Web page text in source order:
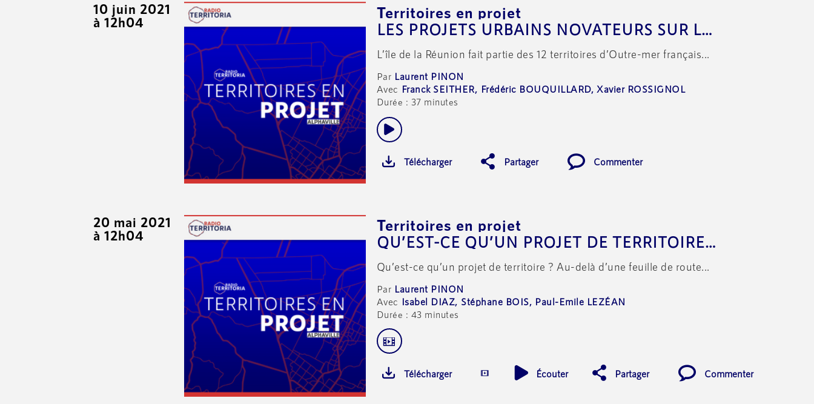
10 juin 2021
à 12h04
Territoires en projet
LES PROJETS URBAINS NOVATEURS SUR L’ÎLE DE LA RÉUNION
L’île de la Réunion fait partie des 12 territoires d’Outre-mer français...
Laurent PINON
Franck SEITHER
Frédéric BOUQUILLARD Xavier ROSSIGNOL
Durée : 37 minutes
Télécharger Partager Commenter
20 mai 2021
à 12h04
Territoires en projet
QU’EST-CE QU’UN PROJET DE TERRITOIRE ?
Qu’est-ce qu’un projet de territoire ? Au-delà d’une feuille de route...
Laurent PINON
Isabel DIAZ Stéphane BOIS Paul-Emile LEZÉAN
Durée : 43 minutes
Télécharger Écouter Partager Commenter